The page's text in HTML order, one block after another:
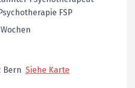
FSP
Bern Siehe Karte